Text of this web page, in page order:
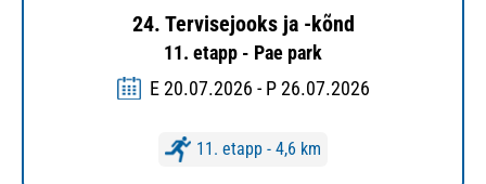
24. Tervisejooks ja -kõnd
11. etapp - Pae park
E 20.07.2026 - P 26.07.2026
11. etapp - 4,6 km